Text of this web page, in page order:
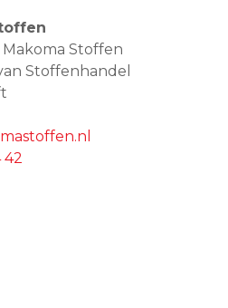
Stoffen
Stoffenhandel
42